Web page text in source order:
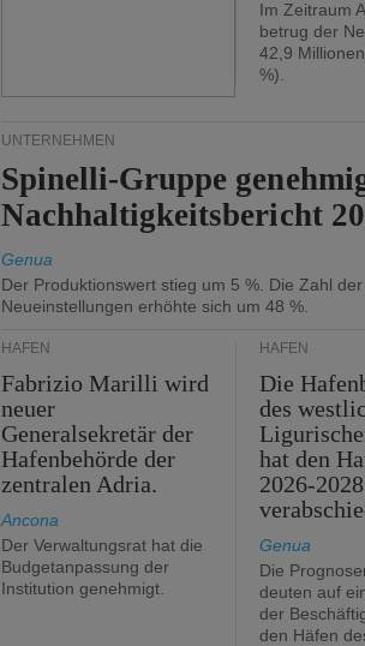
Im Zeitraum
betrug der
42,9
%).
UNTERNEHMEN
Spinelli-Gruppe
Nachhaltigkeitsbericht
Genua
Der Produktionswert stieg um 5 %. Die Zahl der
Neueinstellungen erhöhte sich um 48 %.
HÄFEN
Fabrizio Marilli wird
neuer
Generalsekretär der
Hafenbehörde der
zentralen Adria.
Ancona
Der Verwaltungsrat hat die
Budgetanpassung der
Institution genehmigt.
HÄFEN
Die
des
hat den
2026-2028
Genua
Die
deuten auf
der
den Häfen